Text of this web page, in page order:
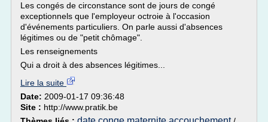
Les congés de circonstance sont de jours de congé
exceptionnels que l'employeur octroie à l'occasion
d'événements particuliers. On parle aussi d'absences
légitimes ou de "petit chômage".
Les renseignements
Qui a droit à des absences légitimes...
Lire la suite
Date: 2009-01-17 09:36:48
Site : http://www.pratik.be